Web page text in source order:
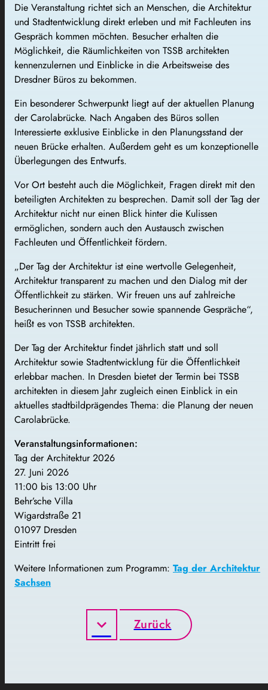
Die Veranstaltung richtet sich an Menschen, die Architektur
und Stadtentwicklung direkt erleben und mit Fachleuten ins
Gespräch kommen möchten. Besucher erhalten die
Möglichkeit, die Räumlichkeiten von TSSB architekten
kennenzulernen und Einblicke in die Arbeitsweise des
Dresdner Büros zu bekommen.
Ein besonderer Schwerpunkt liegt auf der aktuellen Planung
der Carolabrücke. Nach Angaben des Büros sollen
Interessierte exklusive Einblicke in den Planungsstand der
neuen Brücke erhalten. Außerdem geht es um konzeptionelle
Überlegungen des Entwurfs.
Vor Ort besteht auch die Möglichkeit, Fragen direkt mit den
beteiligten Architekten zu besprechen. Damit soll der Tag der
Architektur nicht nur einen Blick hinter die Kulissen
ermöglichen, sondern auch den Austausch zwischen
Fachleuten und Öffentlichkeit fördern.
„Der Tag der Architektur ist eine wertvolle Gelegenheit,
Architektur transparent zu machen und den Dialog mit der
Öffentlichkeit zu stärken. Wir freuen uns auf zahlreiche
Besucherinnen und Besucher sowie spannende Gespräche“,
heißt es von TSSB architekten.
Der Tag der Architektur findet jährlich statt und soll
Architektur sowie Stadtentwicklung für die Öffentlichkeit
erlebbar machen. In Dresden bietet der Termin bei TSSB
architekten in diesem Jahr zugleich einen Einblick in ein
aktuelles stadtbildprägendes Thema: die Planung der neuen
Carolabrücke.
Veranstaltungsinformationen:
Tag der Architektur 2026
27. Juni 2026
11:00 bis 13:00 Uhr
Behr’sche Villa
Wigardstraße 21
01097 Dresden
Eintritt frei
Weitere Informationen zum Programm: Tag der Architektur
Sachsen
Zurück